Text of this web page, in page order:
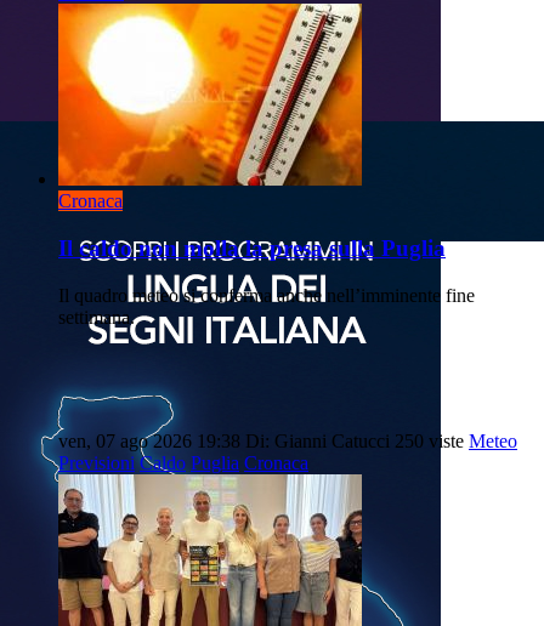
Cronaca
Il caldo non molla la presa sulla Puglia
Il quadro meteo si conferma anche nell’imminente fine
settimana.
ven, 07 ago 2026 19:38 Di: Gianni Catucci 250 viste Meteo
Previsioni Caldo Puglia Cronaca